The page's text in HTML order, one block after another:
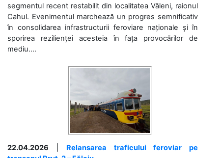
segmentul recent restabilit din localitatea Văleni, raionul
Cahul. Evenimentul marchează un progres semnificativ
în consolidarea infrastructurii feroviare naționale și în
sporirea rezilienței acesteia în fața provocărilor de
mediu....
22.04.2026
Relansarea traficului feroviar pe